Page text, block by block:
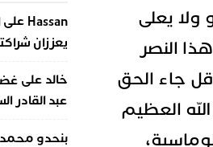
ولا يعلى
النصر
جاء الحق
العظيم
Hassan على
يعززان
خالد على
عبد القادر
بنحدو محمد